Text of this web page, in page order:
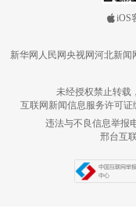
iOS
新华网 人民网央视网河北新闻
未经授权禁止转载
互联网新闻信息服务许可证
违法与不良信息举报
邢台互